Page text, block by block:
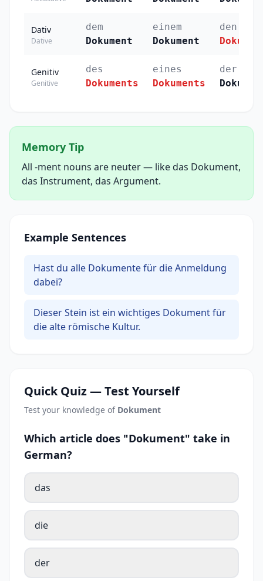
Dativ
Dative
dem
Dokument
einem
Dokument
den
Genitiv
Genitive
des
Dokuments
eines
Dokuments
der
Memory Tip
All -ment nouns are neuter — like das Dokument,
das Instrument, das Argument.
Example Sentences
Hast du alle Dokumente für die Anmeldung
dabei?
Dieser Stein ist ein wichtiges Dokument für
die alte römische Kultur.
Quick Quiz — Test Yourself
Test your knowledge of Dokument
Which article does "Dokument" take in
German?
das
die
der